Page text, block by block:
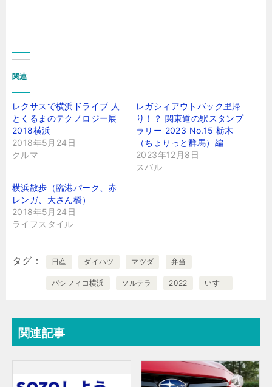
関連
レクサスで横浜ドライブ 人
とくるまのテクノロジー展
2018横浜
2018年5月24日
クルマ
レガシィアウトバック里帰
り！？ 関東道の駅スタンプ
ラリー 2023 No.15 栃木
（ちょりっと群馬）編
2023年12月8日
スバル
横浜散歩（臨港パーク、赤
レンガ、大さん橋）
2018年5月24日
ライフスタイル
タグ 日産 ダイハツ マツダ 弁当
パシフィコ横浜 ソルテラ 2022 いすゞ
関連記事